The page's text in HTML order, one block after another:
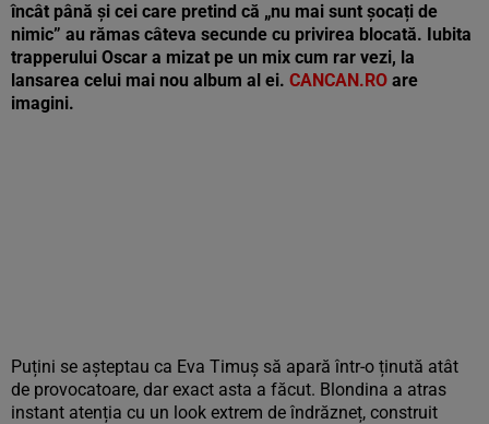
încât până și cei care pretind că „nu mai sunt șocați de
nimic” au rămas câteva secunde cu privirea blocată. Iubita
trapperului Oscar a mizat pe un mix cum rar vezi, la
lansarea celui mai nou album al ei. CANCAN.RO are
imagini.
Puțini se așteptau ca Eva Timuș să apară într-o ținută atât
de provocatoare, dar exact asta a făcut. Blondina a atras
instant atenția cu un look extrem de îndrăzneț, construit